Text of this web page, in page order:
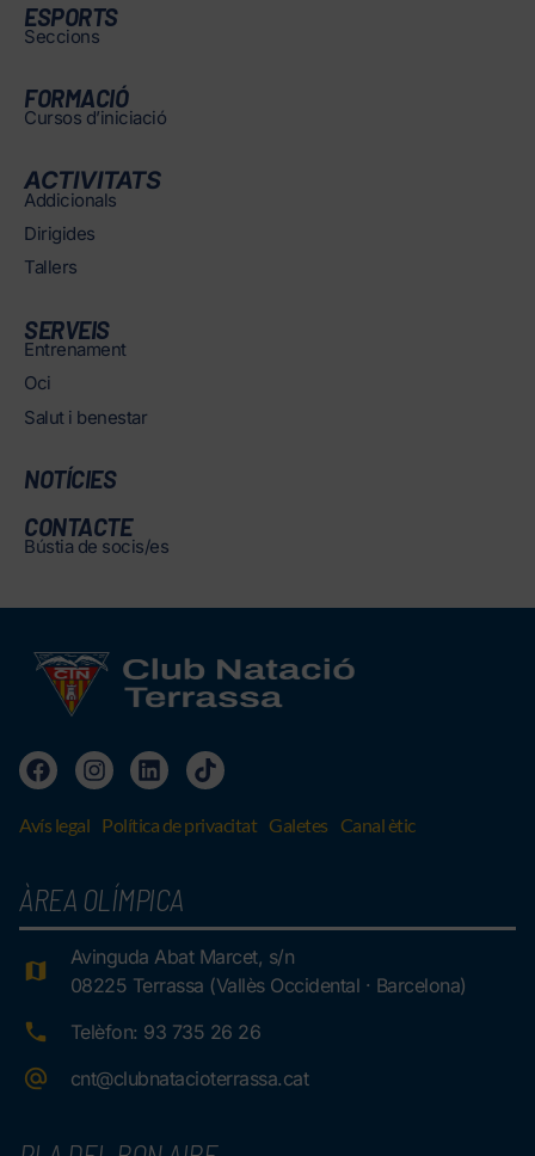
ESPORTS
Seccions
FORMACIÓ
Cursos d’iniciació
ACTIVITATS
Addicionals
Dirigides
Tallers
SERVEIS
Entrenament
Oci
Salut i benestar
NOTÍCIES
CONTACTE
Bústia de socis/es
Avís legal Política de privacitat Galetes Canal ètic
ÀREA OLÍMPICA
Avinguda Abat Marcet, s/n
08225 Terrassa (Vallès Occidental · Barcelona)
Telèfon: 93 735 26 26
cnt@clubnatacioterrassa.cat